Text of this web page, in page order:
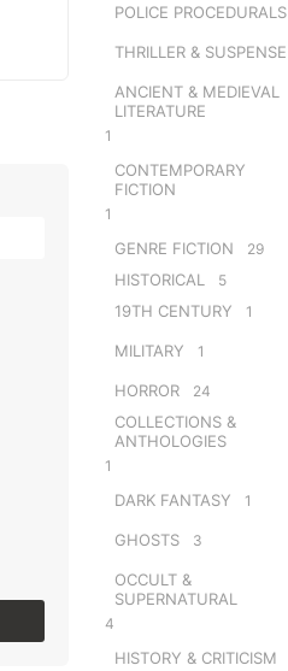
POLICE PROCEDURALS
THRILLER & SUSPENSE
ANCIENT & MEDIEVAL
LITERATURE
1
CONTEMPORARY
FICTION
1
GENRE FICTION 29
HISTORICAL 5
19TH CENTURY 1
MILITARY 1
HORROR 24
COLLECTIONS &
ANTHOLOGIES
1
DARK FANTASY 1
GHOSTS 3
OCCULT &
SUPERNATURAL
4
HISTORY & CRITICISM